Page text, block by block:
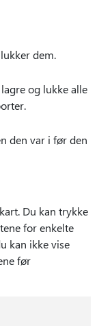
dem.
og lukke alle
den var i før den
Du kan trykke
for enkelte
kan ikke vise
før